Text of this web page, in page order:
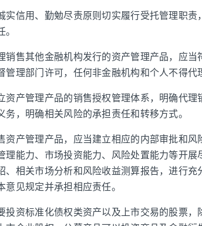
实信用、勤勉尽责原则切实履行受托管理职
。
销售其他金融机构发行的资产管理产品，应
管理部门许可，任何非金融机构和个人不得代
资产管理产品的销售授权管理体系，明确代
务，明确相关风险的承担责任和转移方式。
资产管理产品，应当建立相应的内部审批和
理能力、市场投资能力、风险处置能力等开
、相关市场分析和风险收益测算报告，进行
意见规定并承担相应责任。
投资标准化债权类资产以及上市交易的股票